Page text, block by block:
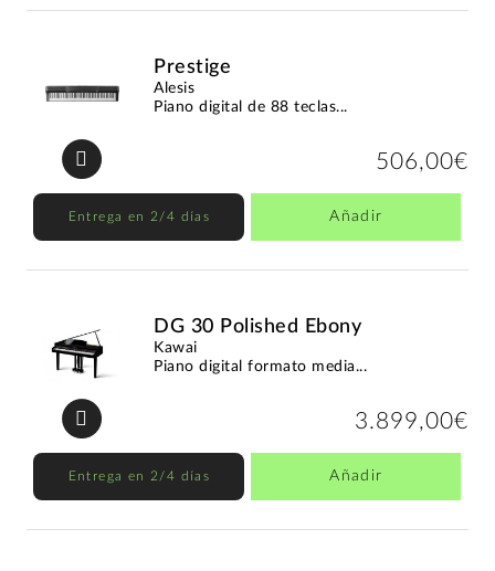
Prestige
Alesis
Piano digital de 88 teclas...
506,00€
Entrega en 2/4 días Añadir
DG 30 Polished Ebony
Kawai
Piano digital formato media...
3.899,00€
Entrega en 2/4 días Añadir